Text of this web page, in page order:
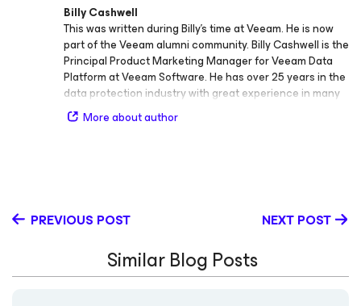
Billy Cashwell
This was written during Billy's time at Veeam. He is now
part of the Veeam alumni community. Billy Cashwell is the
Principal Product Marketing Manager for Veeam Data
Platform at Veeam Software. He has over 25 years in the
data protection industry with great experience in many
roles ranging from IT admin, technical support, sales, and
product management- primarily focused around data
More about author
PREVIOUS POST NEXT POST
Similar Blog Posts